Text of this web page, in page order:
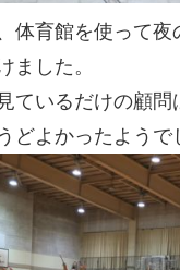
体育館を使って
ました。
ているだけの顧
どよかったようで